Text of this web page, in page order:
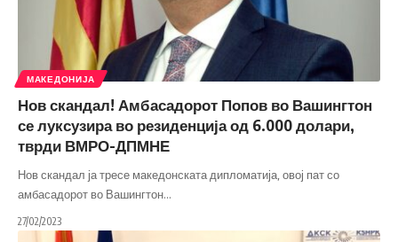
МАКЕДОНИЈА
Нов скандал! Амбасадорот Попов во Вашингтон
се луксузира во резиденција од 6.000 долари,
тврди ВМРО-ДПМНЕ
Нов скандал ја тресе македонската дипломатија, овој пат со
амбасадорот во Вашингтон…
27/02/2023